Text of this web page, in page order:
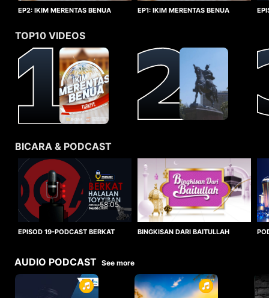
EP2: IKIM MERENTAS BENUA
EP1: IKIM MERENTAS BENUA
TOP10 VIDEOS
BICARA & PODCAST
58:05
EPISOD 19-PODCAST BERKAT
BINGKISAN DARI BAITULLAH
AUDIO PODCAST See more